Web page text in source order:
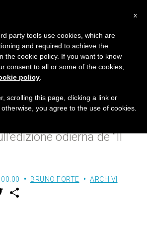
Croce e la
odierna de “Il
BRUNO FORTE ARCHIVI
w
x
party tools use cookies, which are
and required to achieve the
the cookie policy. If you want to know
consent to all or some of the cookies,
policy
scrolling this page, clicking a link or
you agree to the use of cookies.